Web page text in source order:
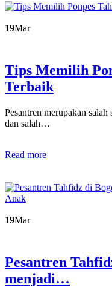
19Mar
Tips Memilih
Terbaik
Pesantren merupakan
dan salah…
Read more
19Mar
Pesantren
menjadi…